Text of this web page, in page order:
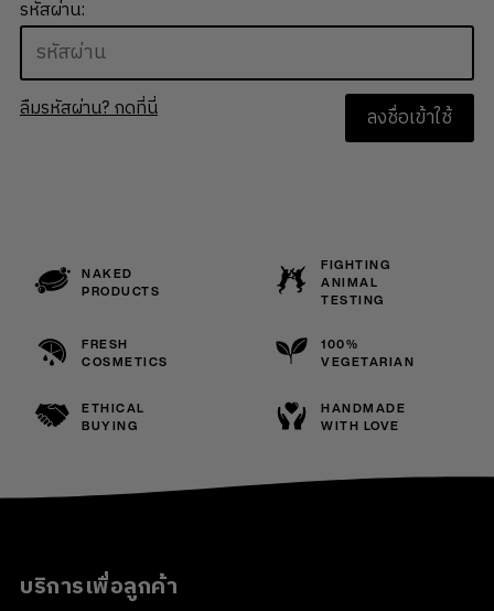
รหัสผ่าน:
ลืมรหัสผ่าน? กดที่นี่ ลงชื่อเข้าใช้
NAKED
PRODUCTS
FIGHTING
ANIMAL
TESTING
FRESH
COSMETICS
100%
VEGETARIAN
ETHICAL
BUYING
HANDMADE
WITH LOVE
บริการเพื่อลูกค้า